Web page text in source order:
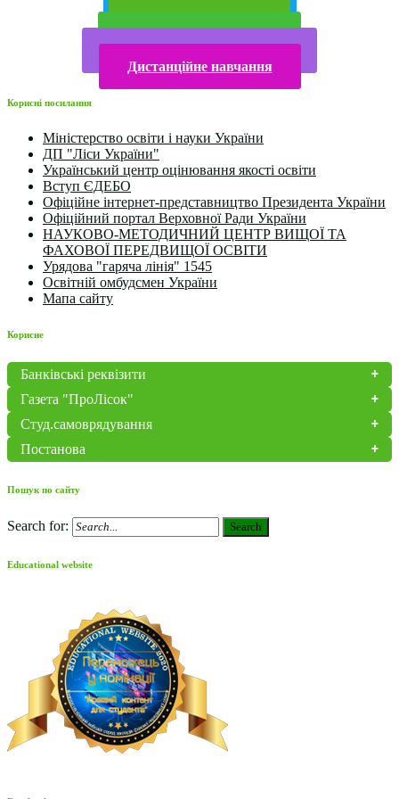
Дистанційне навчання
Корисні посилання
Міністерство освіти і науки України
ДП "Ліси України"
Український центр оцінювання якості освіти
Вступ ЄДЕБО
Офіційне інтернет-представництво Президента України
Офіційний портал Верховної Ради України
НАУКОВО-МЕТОДИЧНИЙ ЦЕНТР ВИЩОЇ ТА
ФАХОВОЇ ПЕРЕДВИЩОЇ ОСВІТИ
Урядова "гаряча лінія" 1545
Освітній омбудсмен України
Мапа сайту
Корисне
Банківські реквізити
Газета "ПроЛісок"
Студ.самоврядування
Постанова
Пошук по сайту
Search for: Search
Educational website